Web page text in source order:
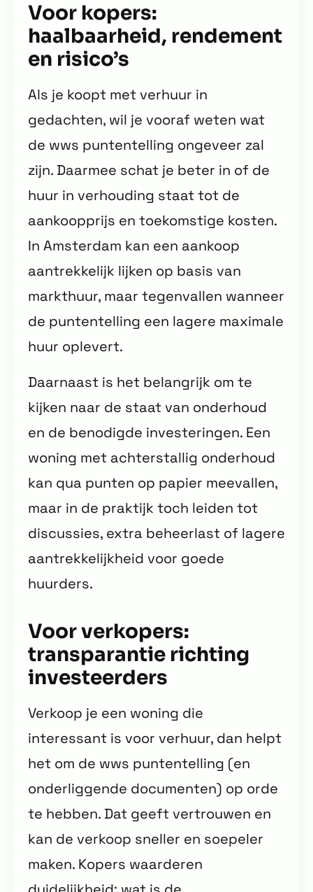
Voor kopers:
haalbaarheid, rendement
en risico’s
Als je koopt met verhuur in
gedachten, wil je vooraf weten wat
de wws puntentelling ongeveer zal
zijn. Daarmee schat je beter in of de
huur in verhouding staat tot de
aankoopprijs en toekomstige kosten.
In Amsterdam kan een aankoop
aantrekkelijk lijken op basis van
markthuur, maar tegenvallen wanneer
de puntentelling een lagere maximale
huur oplevert.
Daarnaast is het belangrijk om te
kijken naar de staat van onderhoud
en de benodigde investeringen. Een
woning met achterstallig onderhoud
kan qua punten op papier meevallen,
maar in de praktijk toch leiden tot
discussies, extra beheerlast of lagere
aantrekkelijkheid voor goede
huurders.
Voor verkopers:
transparantie richting
investeerders
Verkoop je een woning die
interessant is voor verhuur, dan helpt
het om de wws puntentelling (en
onderliggende documenten) op orde
te hebben. Dat geeft vertrouwen en
kan de verkoop sneller en soepeler
maken. Kopers waarderen